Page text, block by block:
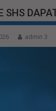
SHS
admin 3